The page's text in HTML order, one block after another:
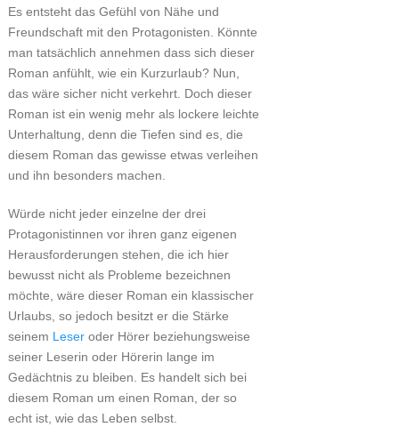
Es entsteht das Gefühl von Nähe und
Freundschaft mit den Protagonisten. Könnte
man tatsächlich annehmen dass sich dieser
Roman anfühlt, wie ein Kurzurlaub? Nun,
das wäre sicher nicht verkehrt. Doch dieser
Roman ist ein wenig mehr als lockere leichte
Unterhaltung, denn die Tiefen sind es, die
diesem Roman das gewisse etwas verleihen
und ihn besonders machen.
Würde nicht jeder einzelne der drei
Protagonistinnen vor ihren ganz eigenen
Herausforderungen stehen, die ich hier
bewusst nicht als Probleme bezeichnen
möchte, wäre dieser Roman ein klassischer
Urlaubs, so jedoch besitzt er die Stärke
seinem Leseroder Hörer beziehungsweise
seiner Leserin oder Hörerin lange im
Gedächtnis zu bleiben. Es handelt sich bei
diesem Roman um einen Roman, der so
echt ist, wie das Leben selbst.